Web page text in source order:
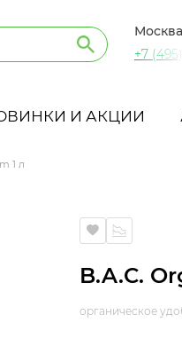
+7 (495)
И АКЦИИ
1 л
B.A.C.
органическое